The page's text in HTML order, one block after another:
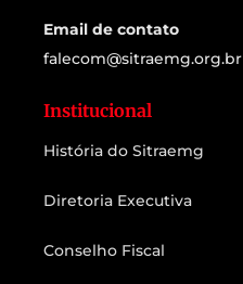
Email de contato
falecom@sitraemg.org.br
Institucional
História do Sitraemg
Diretoria Executiva
Conselho Fiscal